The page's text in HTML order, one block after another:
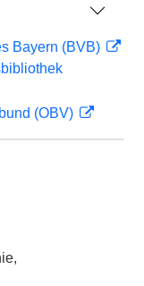
Bayern (BVB)
(OBV)